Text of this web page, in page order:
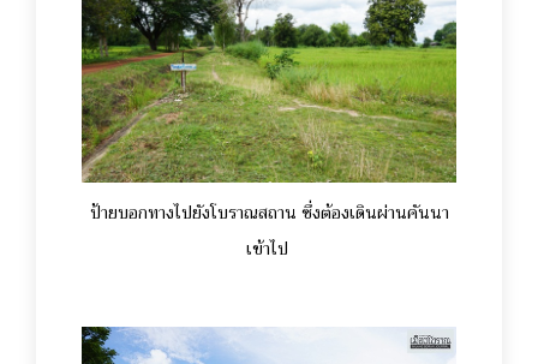
ป้ายบอกทางไปยังโบราณสถาน ซึ่งต้องเดินผ่านคันนา
เข้าไป